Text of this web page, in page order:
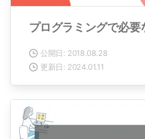
プログラミングで必要
公開日: 2018.08.28
更新日: 2024.01.11